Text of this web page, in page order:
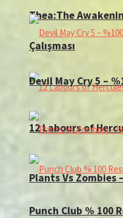
Thea:The
Çalışması
12 Labours of
Punch Club % 100
Devil May Cry 5 –
Plants Vs Zombies